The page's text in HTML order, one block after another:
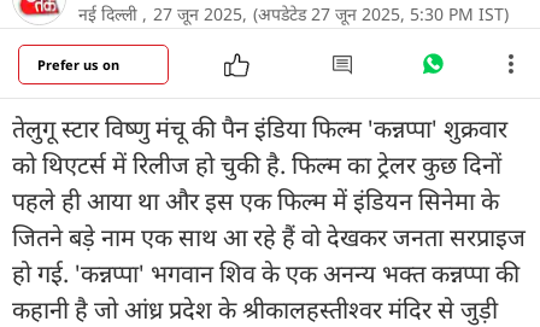
नई दिल्ली , 27 जून 2025, (अपडेटेड 27 जून 2025, 5:30 PM IST)
Prefer us on
तेलुगू स्टार विष्णु मंचू की पैन इंडिया फिल्म 'कन्नप्पा' शुक्रवार
को थिएटर्स में रिलीज हो चुकी है. फिल्म का ट्रेलर कुछ दिनों
पहले ही आया था और इस एक फिल्म में इंडियन सिनेमा के
जितने बड़े नाम एक साथ आ रहे हैं वो देखकर जनता सरप्राइज
हो गई. 'कन्नप्पा' भगवान शिव के एक अनन्य भक्त कन्नप्पा की
कहानी है जो आंध्र प्रदेश के श्रीकालहस्तीश्वर मंदिर से जुड़ी